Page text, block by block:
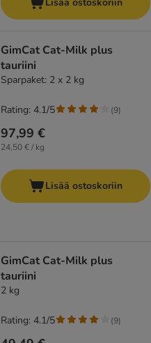
GimCat Cat-Milk plus
tauriini
Sparpaket: 2 x 2 kg
97,99 €
24,50 € / kg
Rating: 4.1/5 (9)
Lisää ostoskoriin
GimCat Cat-Milk plus
tauriini
2 kg
Rating: 4.1/5 (9)